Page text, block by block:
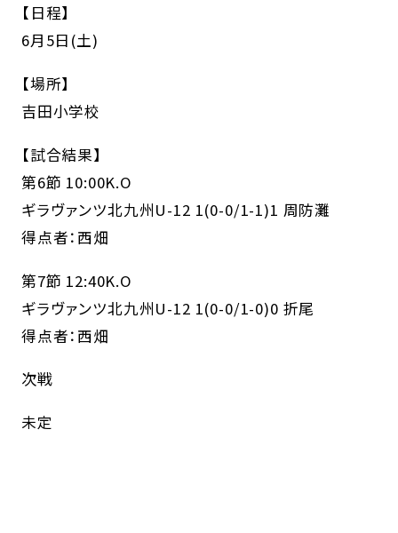
【日程】
6月5日(土)
【場所】
吉田小学校
【試合結果】
第6節 10:00K.O
ギラヴァンツ北九州U-12 1(0-0/1-1)1 周防灘
得点者：西畑
第7節 12:40K.O
ギラヴァンツ北九州U-12 1(0-0/1-0)0 折尾
得点者：西畑
次戦
未定